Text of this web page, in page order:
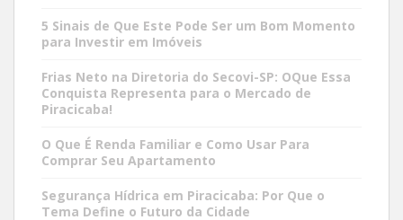
5 Sinais de Que Este Pode Ser um Bom Momento
para Investir em Imóveis
Frias Neto na Diretoria do Secovi-SP: OQue Essa
Conquista Representa para o Mercado de
Piracicaba!
O Que É Renda Familiar e Como Usar Para
Comprar Seu Apartamento
Segurança Hídrica em Piracicaba: Por Que o
Tema Define o Futuro da Cidade